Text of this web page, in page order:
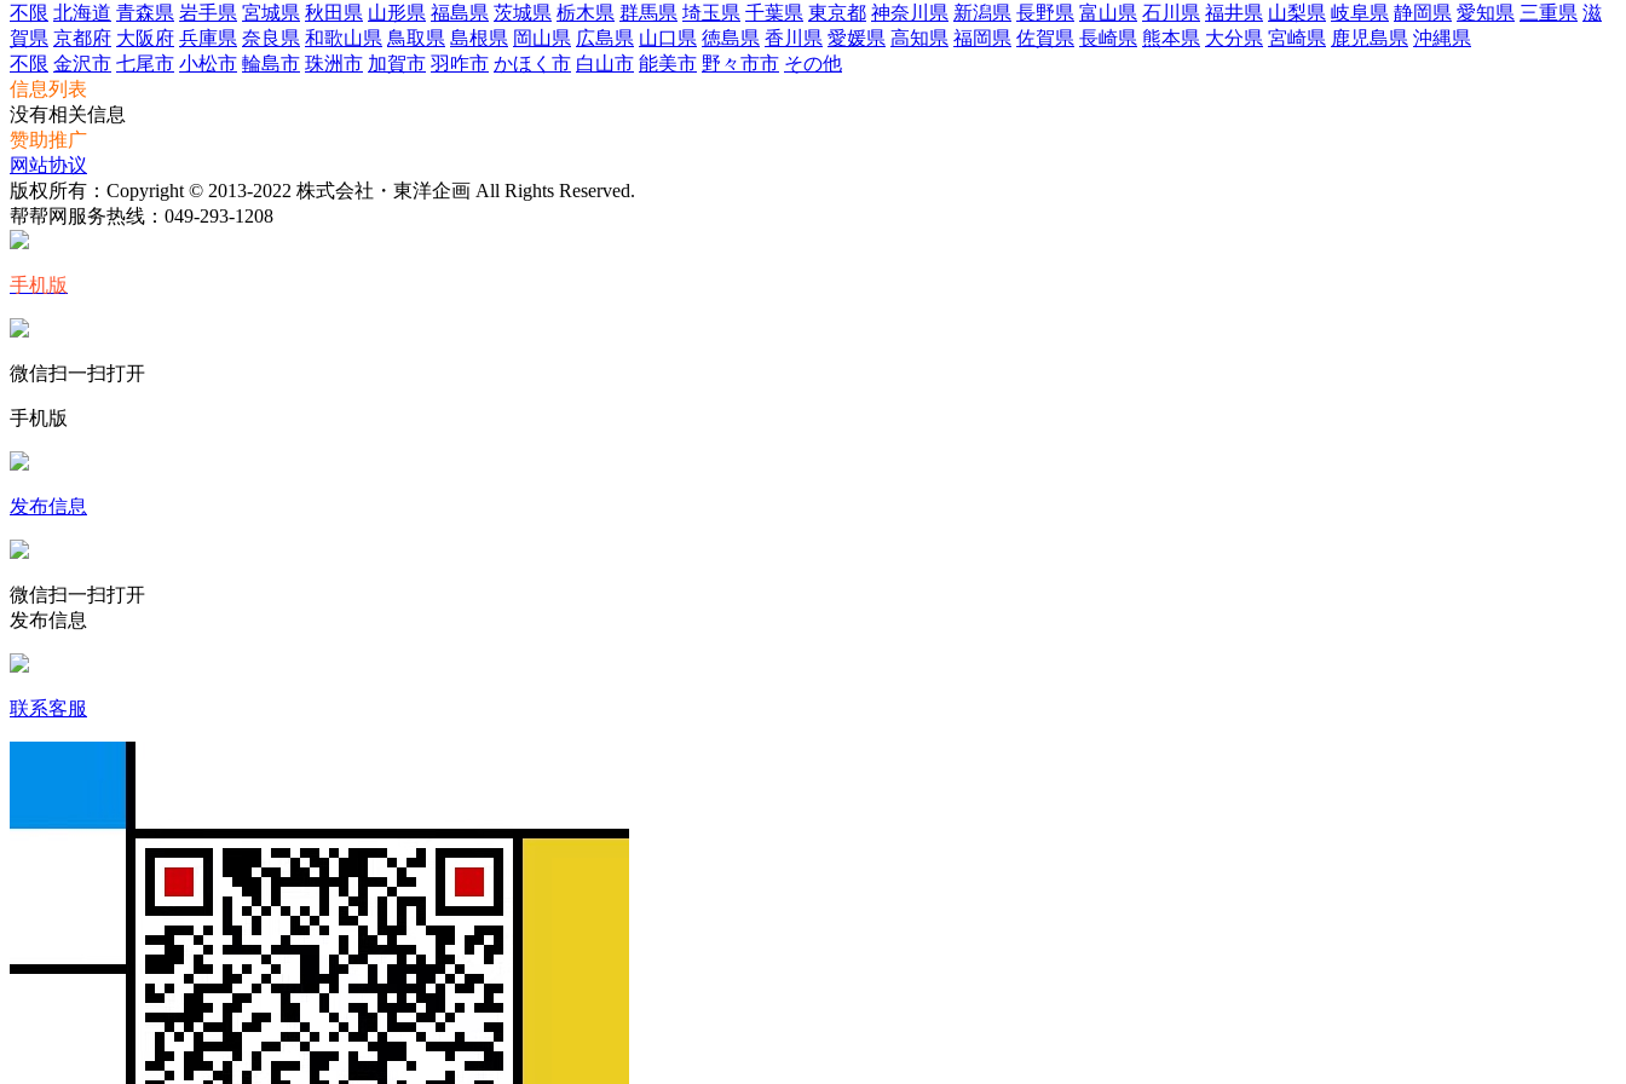
不限 北海道 青森県 岩手県 宮城県 秋田県 山形県 福島県 茨城県 栃木県 群馬県 埼玉県 千葉県 東京都 神奈川県 新潟県 長野県 富山県 石川県 福井県 山梨県 岐阜県 静岡県 愛知県 三重県 滋
賀県 京都府 大阪府 兵庫県 奈良県 和歌山県 鳥取県 島根県 岡山県 広島県 山口県 徳島県 香川県 愛媛県 高知県 福岡県 佐賀県 長崎県 熊本県 大分県 宮崎県 鹿児島県 沖縄県
不限 金沢市 七尾市 小松市 輪島市 珠洲市 加賀市 羽咋市 かほく市 白山市 能美市 野々市市 その他
信息列表
没有相关信息
赞助推广
网站协议
版权所有：Copyright © 2013-2022 株式会社・東洋企画 All Rights Reserved.
帮帮网服务热线： 049-293-1208
手机版
微信扫一扫打开
手机版
发布信息
微信扫一扫打开
发布信息
联系客服